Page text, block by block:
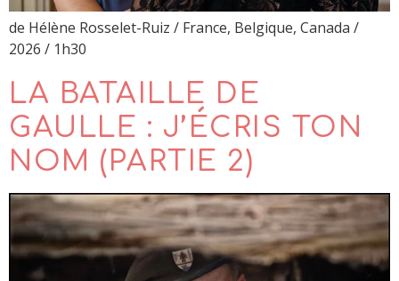
de Hélène Rosselet-Ruiz / France, Belgique, Canada /
2026 / 1h30
LA BATAILLE DE
GAULLE : J’ÉCRIS TON
NOM (PARTIE 2)